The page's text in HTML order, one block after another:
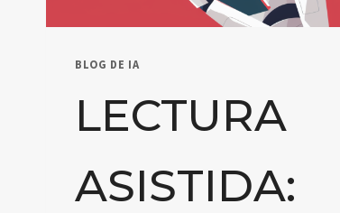
BLOG DE IA
LECTURA
ASISTIDA: